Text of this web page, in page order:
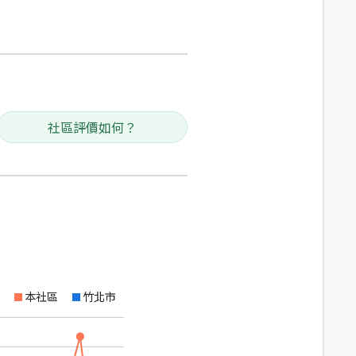
社區評價如何？
本社區 竹北市